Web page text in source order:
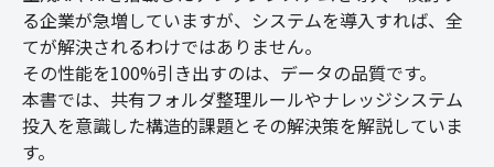
る企業が急増していますが、システムを導入すれば、全
てが解決されるわけではありません。
その性能を100%引き出すのは、データの品質です。
本書では、共有フォルダ整理ルールやナレッジシステム
投入を意識した構造的課題とその解決策を解説していま
す。